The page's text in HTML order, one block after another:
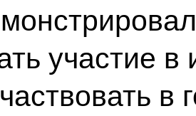
участие в
в